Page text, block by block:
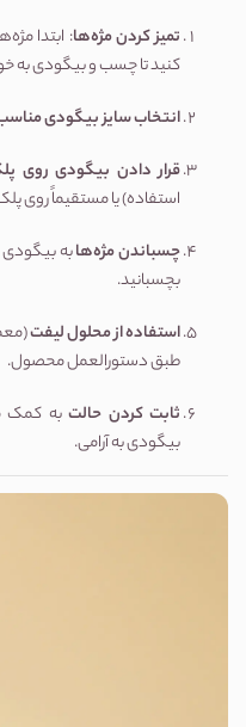
تمیز کردن مژه‌ها: ابتدا
کنید تا چسب و بیگودی به
انتخاب سایز بیگودی
قرار دادن بیگودی روی
استفاده) یا مستقیماً روی
چسباندن مژه‌هابه بیگودی
بچسبانید.
استفاده از محلول لیفت
طبق دستورالعمل محصول.
ثابت کردن حالتبه کمک
بیگودی به آرامی.